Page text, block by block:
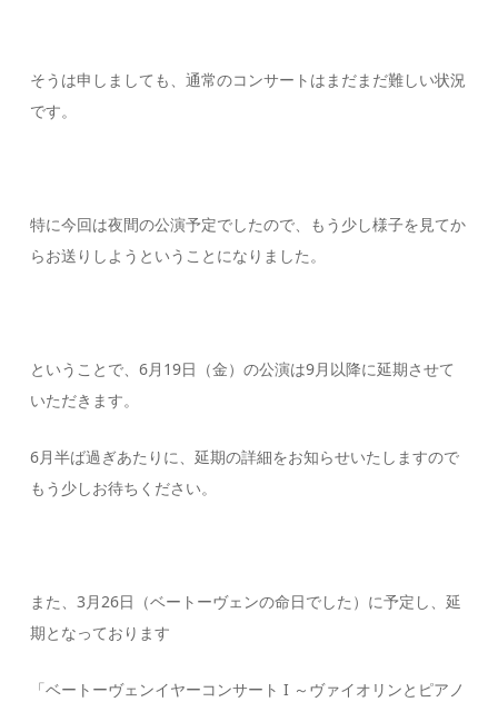
そうは申しましても、通常のコンサートはまだまだ難しい状況
です。
特に今回は夜間の公演予定でしたので、もう少し様子を見てか
らお送りしようということになりました。
ということで、6月19日（金）の公演は9月以降に延期させて
いただきます。
6月半ば過ぎあたりに、延期の詳細をお知らせいたしますので
もう少しお待ちください。
また、3月26日（ベートーヴェンの命日でした）に予定し、延
期となっております
「ベートーヴェンイヤーコンサート I ～ヴァイオリンとピアノ